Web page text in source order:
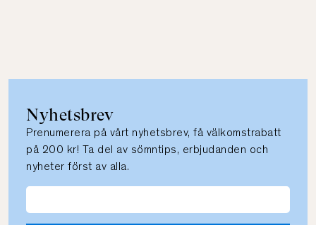
Nyhetsbrev
Prenumerera på vårt nyhetsbrev, få välkomstrabatt
på 200 kr! Ta del av sömntips, erbjudanden och
nyheter först av alla.